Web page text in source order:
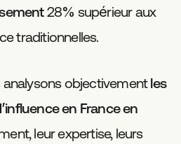
28% supérieur aux
traditionnelles.
analysons objectivementles
en France en
leur expertise, leurs